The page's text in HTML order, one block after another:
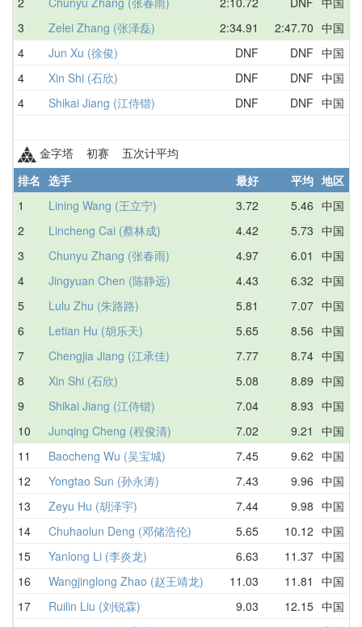
3
Zelei Zhang (张泽磊) 2:34.91 2:47.70 中国
4
Jun Xu (徐俊) DNF DNF 中国
4
Xin Shi (石欣) DNF DNF 中国
4
Shikai Jiang (江侍锴) DNF DNF 中国
金字塔 初赛 五次计平均
排名 选手 最好 平均 地区
1
Lining Wang (王立宁) 3.72 5.46 中国
2
Lincheng Cai (蔡林成) 4.42 5.73 中国
3
Chunyu Zhang (张春雨) 4.97 6.01
中国
4
Jingyuan Chen (陈静远) 4.43 6.32 中国
5
Lulu Zhu (朱路路) 5.81 7.07 中国
6
Letian Hu (胡乐天) 5.65 8.56 中国
7
Chengjia Jiang (江承佳) 7.77 8.74 中国
8
Xin Shi (石欣) 5.08 8.89 中国
9
Shikai Jiang (江侍锴) 7.04 8.93 中国
10
Junqing Cheng (程俊清) 7.02 9.21
中国
11
Baocheng Wu (吴宝城) 7.45 9.62 中国
12
Yongtao Sun (孙永涛) 7.43 9.96 中国
13
Zeyu Hu (胡泽宇) 7.44 9.98 中国
14
Chuhaolun Deng (邓储浩伦) 5.65 10.12 中国
15
Yanlong Li (李炎龙) 6.63 11.37 中国
16
Wangjinglong Zhao (赵王靖龙) 11.03 11.81
中国
17
Ruilin Liu (刘锐霖) 9.03 12.15 中国